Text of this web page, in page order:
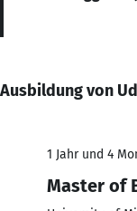
Ausbildung von
1 Jahr und 4
Master of